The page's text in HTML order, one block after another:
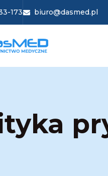
173 biuro@dasmed.pl